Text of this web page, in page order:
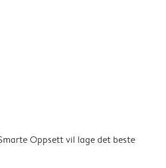
Oppsett vil lage det beste